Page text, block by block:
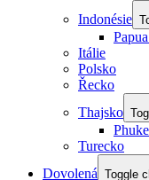
Indonésie
Itálie
Polsko
Řecko
Thajsko
Turecko
Dovolená Toggle